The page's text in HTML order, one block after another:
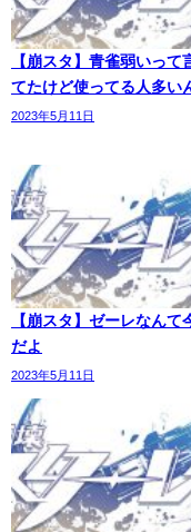
【崩スタ】青雀弱いって
てたけど使ってる人多い
2023年5月11日
【崩スタ】ゼーレなんて
だよ
2023年5月11日